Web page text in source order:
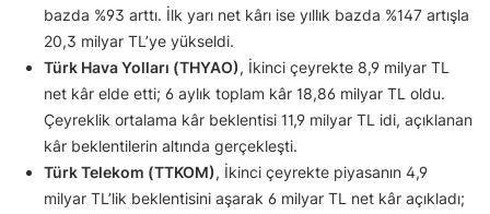
bazda %93 arttı. İlk yarı net kârı ise yıllık bazda %147 artışla
20,3 milyar TL’ye yükseldi.
Türk Hava Yolları (THYAO), İkinci çeyrekte 8,9 milyar TL
net kâr elde etti; 6 aylık toplam kâr 18,86 milyar TL oldu.
Çeyreklik ortalama kâr beklentisi 11,9 milyar TL idi, açıklanan
kâr beklentilerin altında gerçekleşti.
Türk Telekom (TTKOM), İkinci çeyrekte piyasanın 4,9
milyar TL’lik beklentisini aşarak 6 milyar TL net kâr açıkladı;